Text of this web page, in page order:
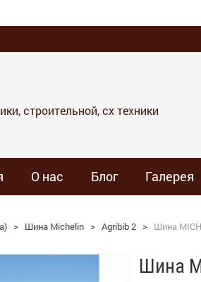
строительной, сх техники
О нас Блог Галерея
> Шина Michelin > Agribib 2 > Шина
Шина